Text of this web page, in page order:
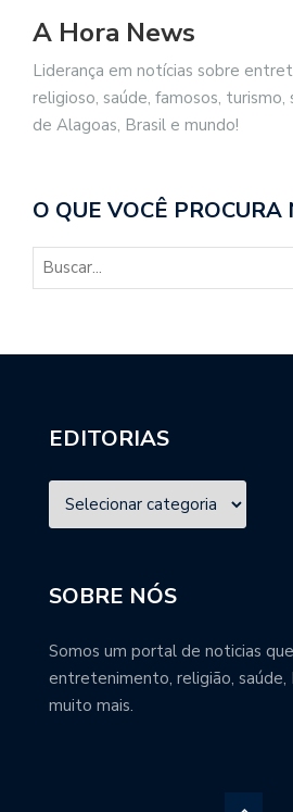
A Hora News
Liderança em notícias sobre
religioso, saúde, famosos, turismo,
de Alagoas, Brasil e mundo!
O QUE VOCÊ PROCURA
EDITORIAS
SOBRE NÓS
Somos um portal de noticias
entretenimento, religião, saúde,
muito mais.